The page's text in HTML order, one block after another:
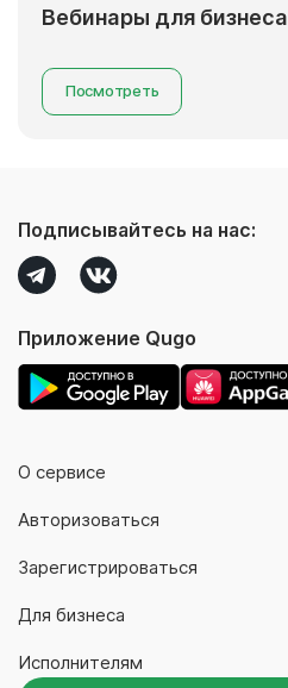
Вебинары для бизнеса
Посмотреть
О сервисе
Авторизоваться
Зарегистрироваться
Для бизнеса
Исполнителям
Приложение Qugo
Подписывайтесь на нас: